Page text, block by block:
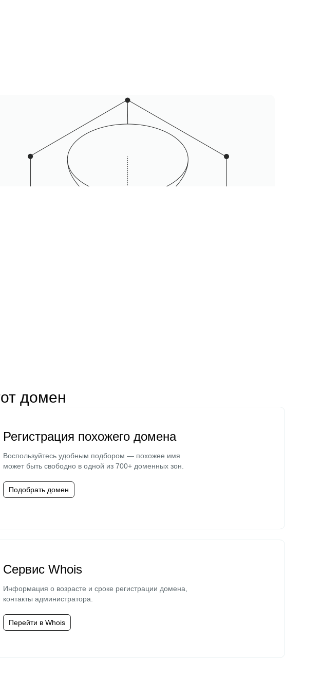
домен
Регистрация похожего домена
Воспользуйтесь удобным подбором — похожее имя
может быть свободно в одной из 700+ доменных зон.
Подобрать домен
Сервис Whois
Информация о возрасте и сроке регистрации домена,
контакты администратора.
Перейти в Whois